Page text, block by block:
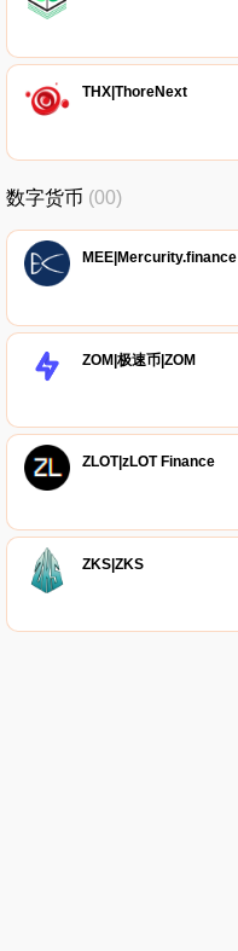
THX|ThoreNext
数字货币 (00)
MEE|Mercurity.finance
ZOM|极速币|ZOM
ZLOT|zLOT Finance
ZKS|ZKS